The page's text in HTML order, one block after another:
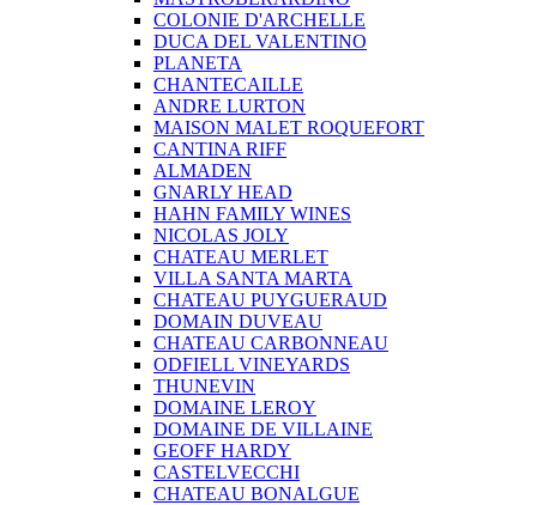
COLONIE D'ARCHELLE
DUCA DEL VALENTINO
PLANETA
CHANTECAILLE
ANDRE LURTON
MAISON MALET ROQUEFORT
CANTINA RIFF
ALMADEN
GNARLY HEAD
HAHN FAMILY WINES
NICOLAS JOLY
CHATEAU MERLET
VILLA SANTA MARTA
CHATEAU PUYGUERAUD
DOMAIN DUVEAU
CHATEAU CARBONNEAU
ODFIELL VINEYARDS
THUNEVIN
DOMAINE LEROY
DOMAINE DE VILLAINE
GEOFF HARDY
CASTELVECCHI
CHATEAU BONALGUE